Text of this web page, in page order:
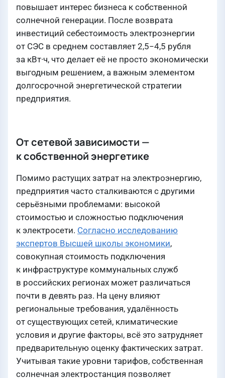
повышает интерес бизнеса к собственной
солнечной генерации. После возврата
инвестиций себестоимость электроэнергии
от СЭС в среднем составляет 2,5−4,5 рубля
за кВт·ч, что делает её не просто экономически
выгодным решением, а важным элементом
долгосрочной энергетической стратегии
предприятия.
От сетевой зависимости —
к собственной энергетике
Помимо растущих затрат на электроэнергию,
предприятия часто сталкиваются с другими
серьёзными проблемами: высокой
стоимостью и сложностью подключения
к электросети. Согласно исследованию
экспертов Высшей школы экономики,
совокупная стоимость подключения
к инфраструктуре коммунальных служб
в российских регионах может различаться
почти в девять раз. На цену влияют
региональные требования, удалённость
от существующих сетей, климатические
условия и другие факторы, всё это затрудняет
предварительную оценку фактических затрат.
Учитывая такие уровни тарифов, собственная
солнечная электростанция позволяет